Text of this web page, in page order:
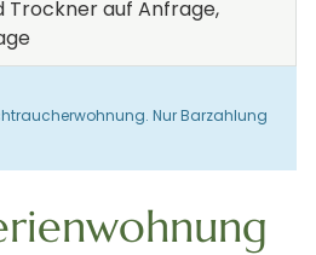
Trockner auf Anfrage,
Nur Barzahlung